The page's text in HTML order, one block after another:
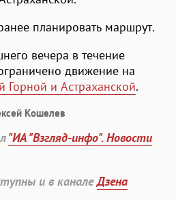
планировать маршрут.
вечера в течение
движение на
Горной и Астраханской.
Кошелев
"ИА "Взгляд-инфо". Новости
и в каналеДзена